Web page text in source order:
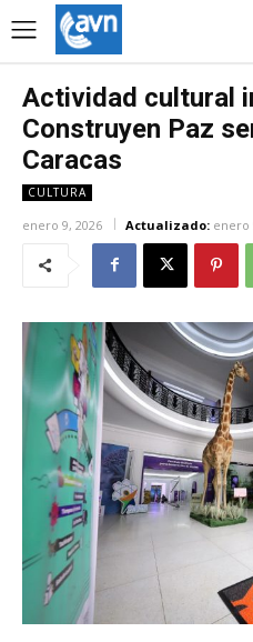
Actividad cultural
Construyen Paz
Caracas
CULTURA
enero 9, 2026 Actualizado: enero